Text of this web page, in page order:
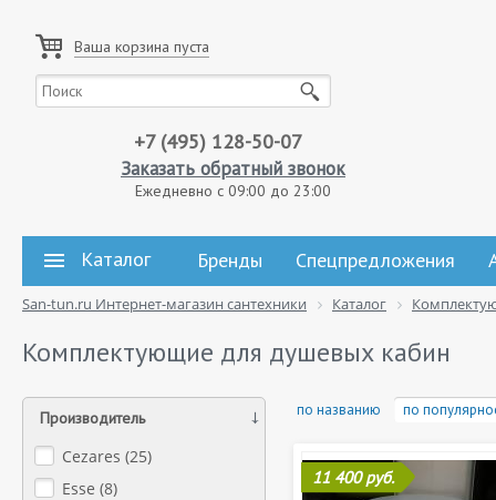
Ваша корзина пуста
+7 (495) 128-50-07
Заказать обратный звонок
Ежедневно с 09:00 до 23:00
Каталог Бренды Спецпредложения
San-tun.ru Интернет-магазин сантехники Каталог
Комплектующие для душевых кабин
Производитель
Cezares (25)
Esse (8)
по названию по
11 400 руб.